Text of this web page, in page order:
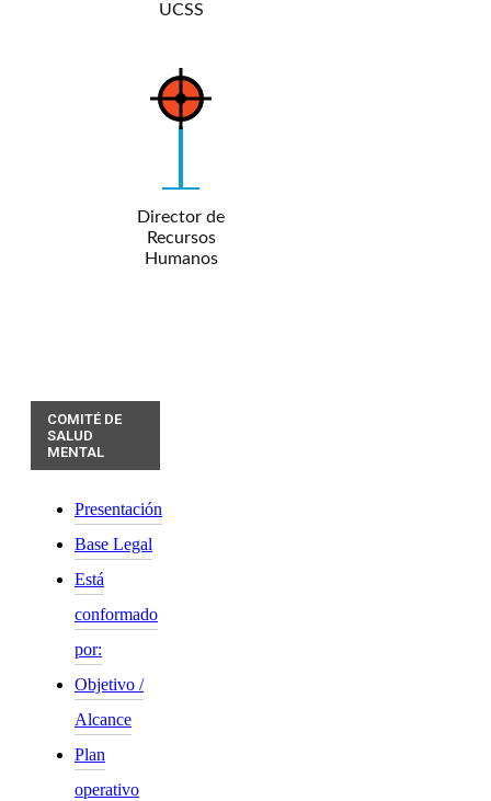
UCSS
Director de
Recursos
Humanos
COMITÉ DE
SALUD
MENTAL
Presentación
Base Legal
Está
conformado
por:
Objetivo /
Alcance
Plan
operativo